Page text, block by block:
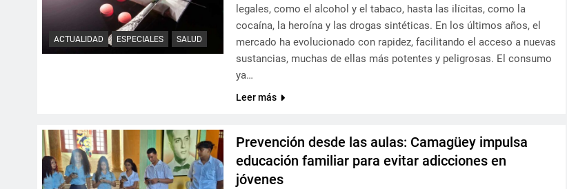
ACTUALIDAD ESPECIALES SALUD
legales, como el alcohol y el tabaco, hasta las ilícitas, como la
cocaína, la heroína y las drogas sintéticas. En los últimos años, el
mercado ha evolucionado con rapidez, facilitando el acceso a nuevas
sustancias, muchas de ellas más potentes y peligrosas. El consumo
ya…
Leer más
Prevención desde las aulas: Camagüey impulsa
educación familiar para evitar adicciones en
jóvenes